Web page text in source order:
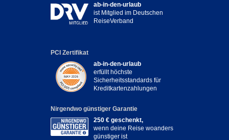
ab-in-den-urlaub
ist Mitglied im Deutschen
ReiseVerband
PCI Zertifikat
ab-in-den-urlaub
erfüllt höchste
Sicherheitsstandards für
Kreditkartenzahlungen
Nirgendwo günstiger Garantie
250 € geschenkt,
wenn deine Reise woanders
günstiger ist